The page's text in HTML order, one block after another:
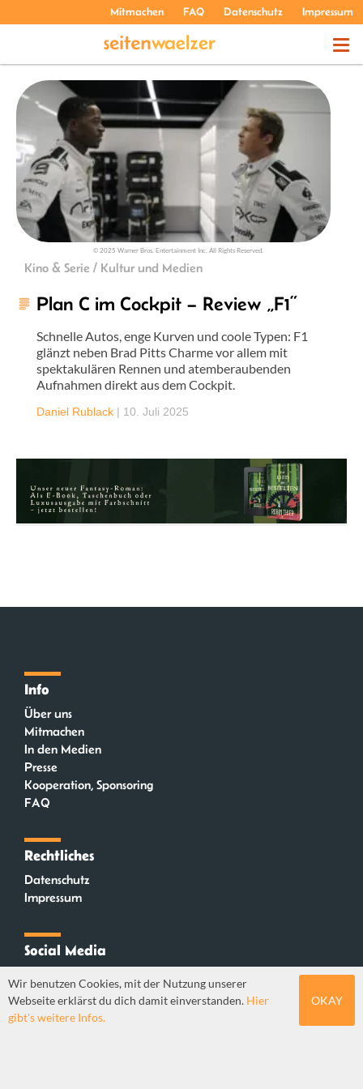
Mitmachen FAQ Datenschutz Impressum
PODCASTS
ÜBER UNS
© 2025 Warner Bros. Entertainment Inc. All Rights Reserved.
Kino & Serie / Kultur und Medien
Plan C im Cockpit – Review „F1“
Schnelle Autos, enge Kurven und coole Typen: F1
glänzt neben Brad Pitts Charme vor allem mit
spektakulären Rennen und atemberaubenden
Aufnahmen direkt aus dem Cockpit.
Daniel Rublack | 10. Juli 2025
Info
Über uns
Mitmachen
In den Medien
Presse
Kooperation, Sponsoring
FAQ
Rechtliches
Datenschutz
Impressum
Social Media
Mastodon
Wir benutzen Cookies, mit der Nutzung unserer
Webseite erklärst du dich damit einverstanden. Hier
gibt's weitere Infos.
OKAY